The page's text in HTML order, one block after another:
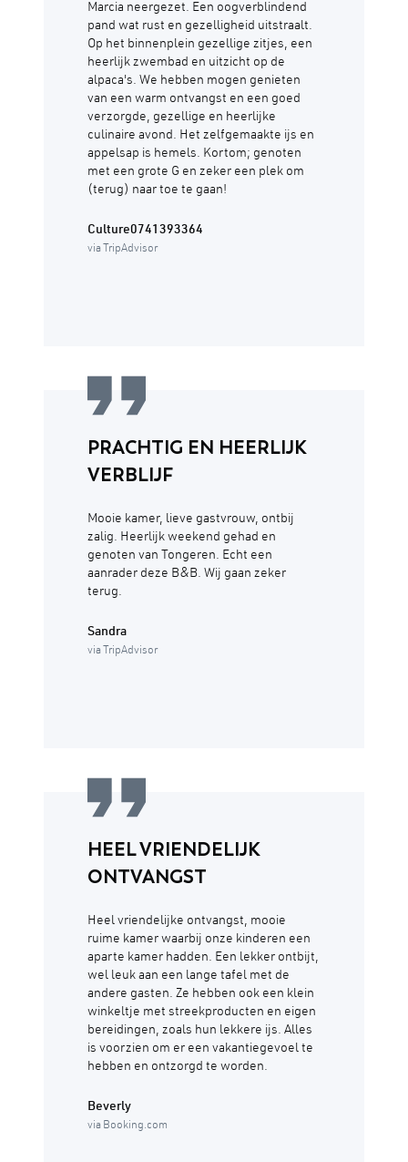
Marcia neergezet. Een oogverblindend
pand wat rust en gezelligheid uitstraalt.
Op het binnenplein gezellige zitjes, een
heerlijk zwembad en uitzicht op de
alpaca's. We hebben mogen genieten
van een warm ontvangst en een goed
verzorgde, gezellige en heerlijke
culinaire avond. Het zelfgemaakte ijs en
appelsap is hemels. Kortom; genoten
met een grote G en zeker een plek om
(terug) naar toe te gaan!
Culture0741393364
via TripAdvisor
PRACHTIG EN HEERLIJK
VERBLIJF
Mooie kamer, lieve gastvrouw, ontbij
zalig. Heerlijk weekend gehad en
genoten van Tongeren. Echt een
aanrader deze B&B. Wij gaan zeker
terug.
Sandra
via TripAdvisor
HEEL VRIENDELIJK
ONTVANGST
Heel vriendelijke ontvangst, mooie
ruime kamer waarbij onze kinderen een
aparte kamer hadden. Een lekker ontbijt,
wel leuk aan een lange tafel met de
andere gasten. Ze hebben ook een klein
winkeltje met streekproducten en eigen
bereidingen, zoals hun lekkere ijs. Alles
is voorzien om er een vakantiegevoel te
hebben en ontzorgd te worden.
Beverly
via Booking.com